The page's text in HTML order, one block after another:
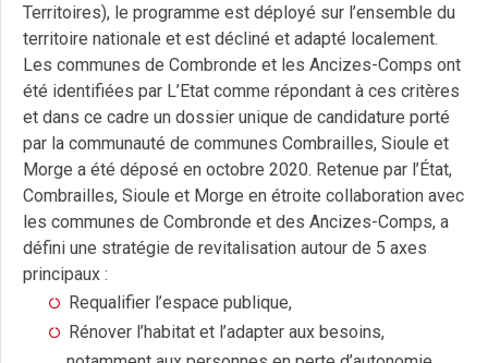
Territoires), le programme est déployé sur l’ensemble du
territoire nationale et est décliné et adapté localement.
Les communes de Combronde et les Ancizes-Comps ont
été identifiées par L’Etat comme répondant à ces critères
et dans ce cadre un dossier unique de candidature porté
par la communauté de communes Combrailles, Sioule et
Morge a été déposé en octobre 2020. Retenue par l’État,
Combrailles, Sioule et Morge en étroite collaboration avec
les communes de Combronde et des Ancizes-Comps, a
défini une stratégie de revitalisation autour de 5 axes
principaux :
Requalifier l’espace publique,
Rénover l’habitat et l’adapter aux besoins,